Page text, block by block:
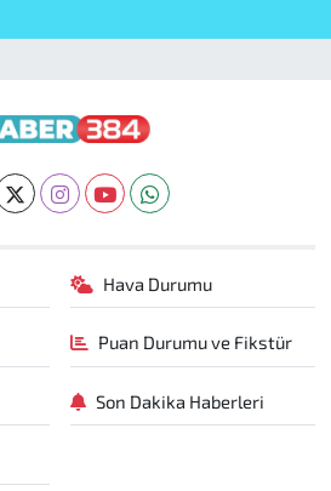
Hava Durumu
Puan Durumu ve Fikstür
Son Dakika Haberleri